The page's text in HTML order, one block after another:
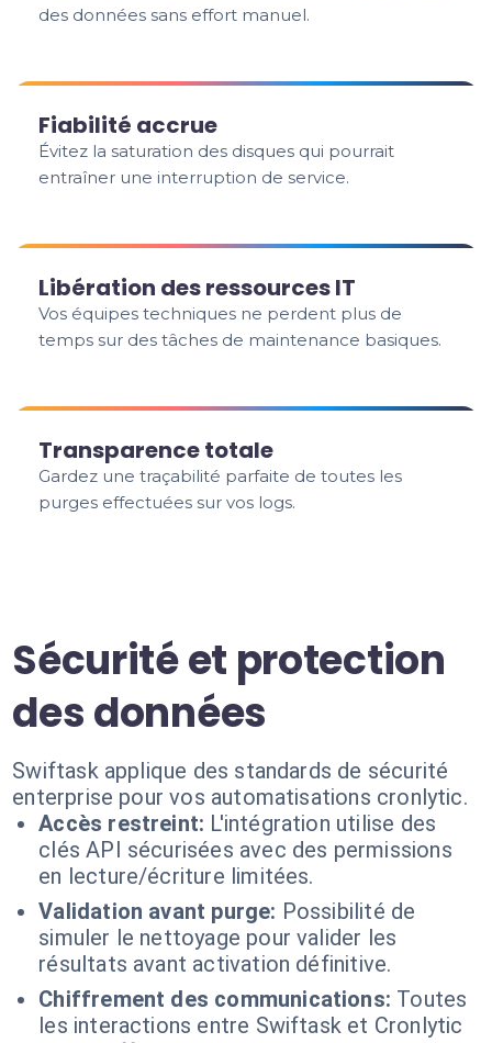
des données sans effort manuel.
Fiabilité accrue
Évitez la saturation des disques qui pourrait
entraîner une interruption de service.
Libération des ressources IT
Vos équipes techniques ne perdent plus de
temps sur des tâches de maintenance basiques.
Transparence totale
Gardez une traçabilité parfaite de toutes les
purges effectuées sur vos logs.
Sécurité et protection
des données
Swiftask applique des standards de sécurité
enterprise pour vos automatisations cronlytic.
Accès restreint: L'intégration utilise des
clés API sécurisées avec des permissions
en lecture/écriture limitées.
Validation avant purge: Possibilité de
simuler le nettoyage pour valider les
résultats avant activation définitive.
Chiffrement des communications: Toutes
les interactions entre Swiftask et Cronlytic